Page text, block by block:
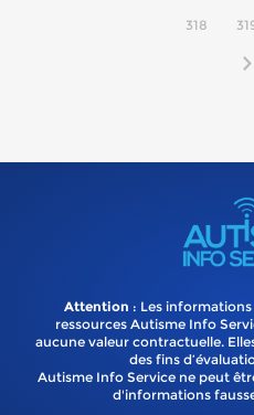
318
Attention : Les informations
ressources Autisme Info
aucune valeur contractuelle.
des fins
Autisme Info Service ne peut
d'informations